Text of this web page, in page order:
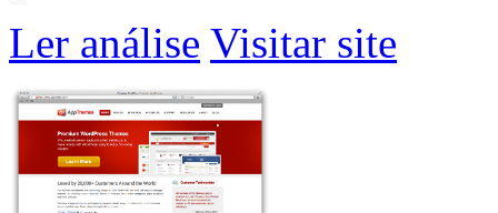
Ler análise Visitar site